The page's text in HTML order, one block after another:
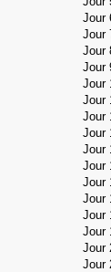
Jour
Jour
Jour
Jour
Jour
Jour
Jour
Jour
Jour
Jour
Jour
Jour
Jour
Jour
Jour
Jour